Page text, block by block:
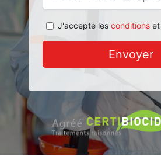
J'accepte les conditionset
Envoyer